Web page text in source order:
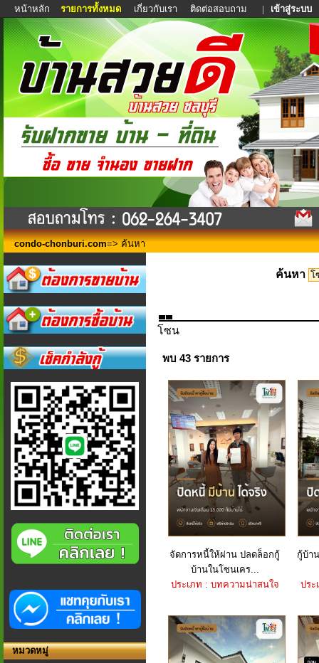
หน้าหลัก รายการทั้งหมด เกี่ยวกับเรา ติดต่อสอบถาม | เข้าสู่ระบบ
condo-chonburi.com=> ค้นหา
หมวดหมู่
ค้นหา
โซน
พบ 43 รายการ
จัดการหนี้ให้ผ่าน ปลดล็อกกู้
บ้านในโซนเคร...
ประเภท : บทความน่าสนใจ
กู้บ้า
ประ